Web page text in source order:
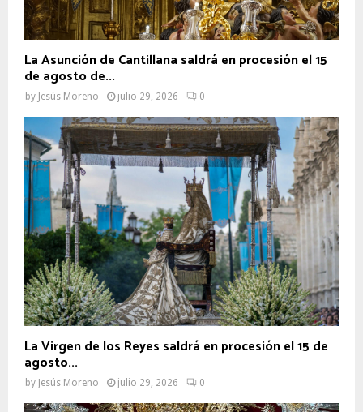
La Asunción de Cantillana saldrá en procesión el 15
de agosto de...
by Jesús Moreno julio 29, 2026 0
La Virgen de los Reyes saldrá en procesión el 15 de
agosto...
by Jesús Moreno julio 29, 2026 0